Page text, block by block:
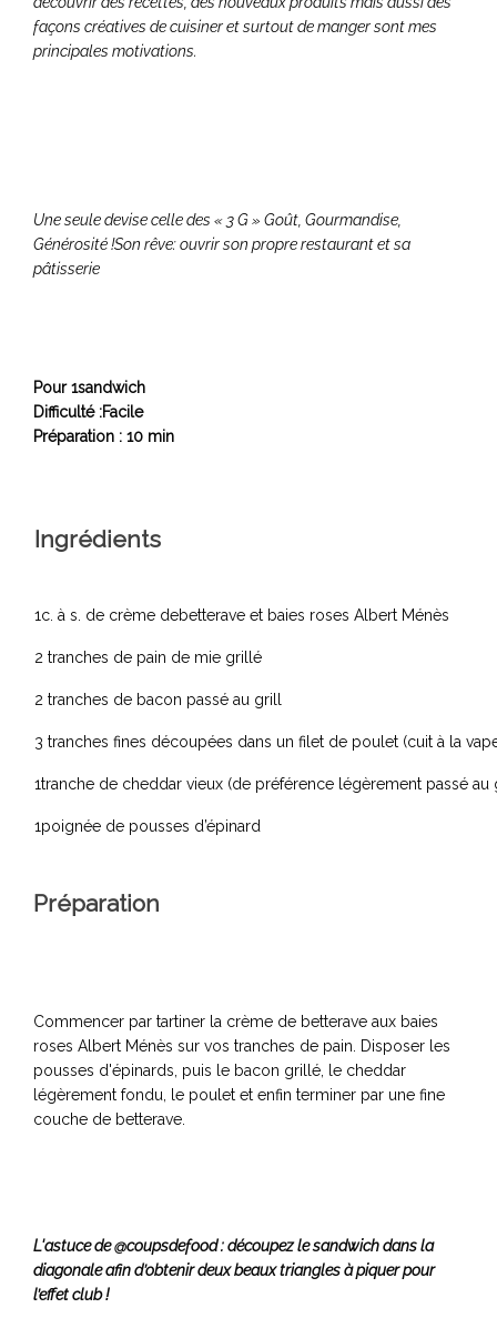
façons créatives de cuisiner et surtout de manger sont mes
principales motivations.
Une seule devise celle des « 3 G » Goût, Gourmandise,
Générosité !Son rêve: ouvrir son propre restaurant et sa
pâtisserie
Pour 1sandwich
Difficulté :Facile
Préparation : 10 min
Ingrédients
1c. à s. de crème debetterave et baies roses Albert Ménès
2 tranches de pain de mie grillé
2 tranches de bacon passé au grill
3 tranches fines découpées dans un filet de poulet (cuit à la
1tranche de cheddar vieux (de préférence légèrement passé
1poignée de pousses d’épinard
Préparation
Commencer par tartiner la crème de betterave aux baies
roses Albert Ménès sur vos tranches de pain. Disposer les
pousses d'épinards, puis le bacon grillé, le cheddar
légèrement fondu, le poulet et enfin terminer par une fine
couche de betterave.
L'astuce de @coupsdefood : découpez le sandwich dans la
diagonale afin d’obtenir deux beaux triangles à piquer pour
l’effet club !